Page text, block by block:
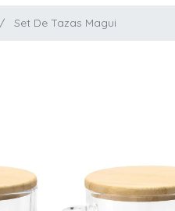
Set De Tazas Magui